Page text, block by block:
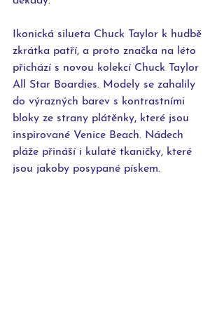
Ikonická silueta Chuck Taylor k hudbě
zkrátka patří, a proto značka na léto
přichází s novou kolekcí Chuck Taylor
All Star Boardies. Modely se zahalily
do výrazných barev s kontrastními
bloky ze strany plátěnky, které jsou
inspirované Venice Beach. Nádech
pláže přináší i kulaté tkaničky, které
jsou jakoby posypané pískem.